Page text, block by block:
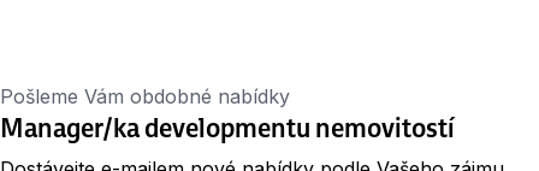
Pošleme Vám obdobné nabídky
Manager/ka developmentu nemovitostí